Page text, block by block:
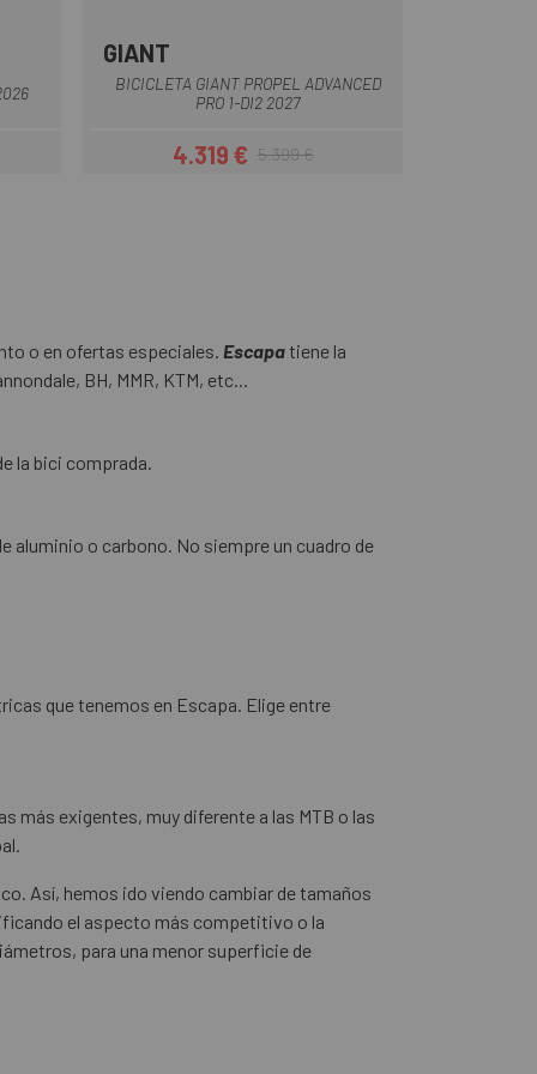
GIANT
BICICLETA GIANT PROPEL ADVANCED
PRO 1-DI2 2027
Precio
4.319 €Precio regular
5.399 €
o en ofertas especiales. Escapatiene la
BH, MMR, KTM, etc...
la bici comprada.
aluminio o carbono. No siempre un cuadro de
que tenemos en Escapa. Elige entre
más exigentes, muy diferente a las MTB o las
Así, hemos ido viendo cambiar de tamaños
el aspecto más competitivo o la
para una menor superficie de